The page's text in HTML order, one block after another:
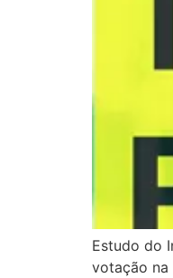
Estudo do
votação na